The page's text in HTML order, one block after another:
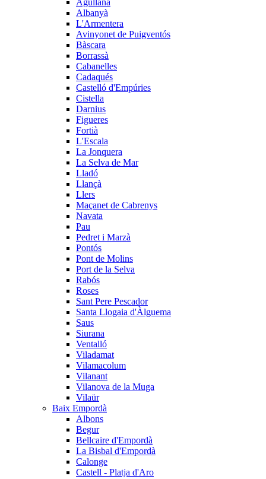
Agullana
Albanyà
L'Armentera
Avinyonet de Puigventós
Bàscara
Borrassà
Cabanelles
Cadaqués
Castelló d'Empúries
Cistella
Darnius
Figueres
Fortià
L'Escala
La Jonquera
La Selva de Mar
Lladó
Llançà
Llers
Maçanet de Cabrenys
Navata
Pau
Pedret i Marzà
Pontós
Pont de Molins
Port de la Selva
Rabós
Roses
Sant Pere Pescador
Santa Llogaia d'Àlguema
Saus
Siurana
Ventalló
Viladamat
Vilamacolum
Vilanant
Vilanova de la Muga
Vilaür
Baix Empordà
Albons
Begur
Bellcaire d'Empordà
La Bisbal d'Empordà
Calonge
Castell - Platja d'Aro